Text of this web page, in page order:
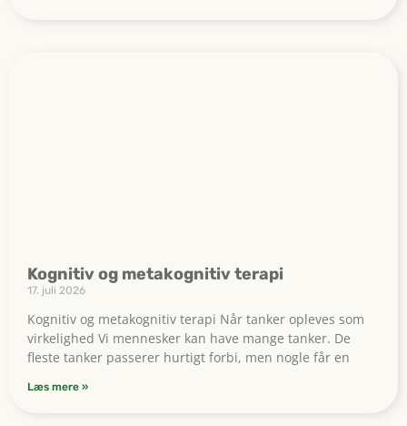
Kognitiv og metakognitiv terapi
17. juli 2026
Kognitiv og metakognitiv terapi Når tanker opleves som
virkelighed Vi mennesker kan have mange tanker. De
fleste tanker passerer hurtigt forbi, men nogle får en
Læs mere »